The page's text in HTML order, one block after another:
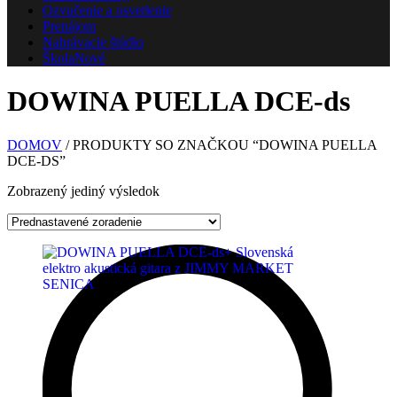
Ozvučenie a osvetlenie
Prenájom
Nahrávacie štúdio
ŠkolaNové
DOWINA PUELLA DCE-ds
DOMOV / PRODUKTY SO ZNAČKOU “DOWINA PUELLA
DCE-DS”
Zobrazený jediný výsledok